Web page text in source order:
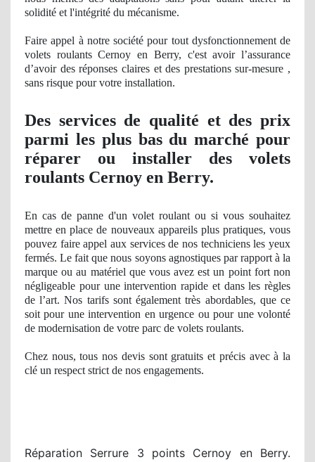
solidité et l'intégrité du mécanisme.
Faire appel à notre société pour tout dysfonctionnement de
volets roulants Cernoy en Berry, c'est avoir l’assurance
d’avoir des réponses claires et des prestations sur-mesure ,
sans risque pour votre installation.
Des servicesde qualité et des prix
parmi les plus bas du marché pour
réparer ou installer des volets
roulants Cernoy en Berry.
En cas de panne d'un volet roulant ou si vous souhaitez
mettre en place de nouveaux appareils plus pratiques, vous
pouvez faire appel aux services de nos techniciens les yeux
fermés. Le fait que nous soyons agnostiques par rapport à la
marque ouau matériel que vous avez est un point fortnon
négligeable pour une intervention rapide et dans les règles
de l’art. Nos tarifs sont également très abordables, que ce
soit pour une intervention en urgence ou pour une volonté
de modernisation de votre parc de volets roulants.
Chez nous, tous nos devis sont gratuits et précis avec à la
clé un respect strict de nos engagements.
Réparation Serrure 3 points Cernoy en Berry.